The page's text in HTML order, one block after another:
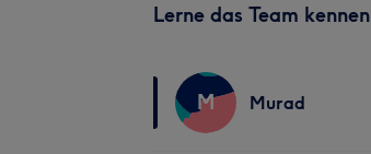
Lerne das Team kennen
M Murad